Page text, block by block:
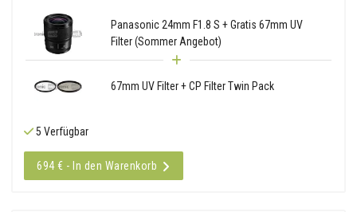
Panasonic 24mm F1.8 S + Gratis 67mm UV
Filter (Sommer Angebot)
67mm UV Filter + CP Filter Twin Pack
5 Verfügbar
694 € - In den Warenkorb